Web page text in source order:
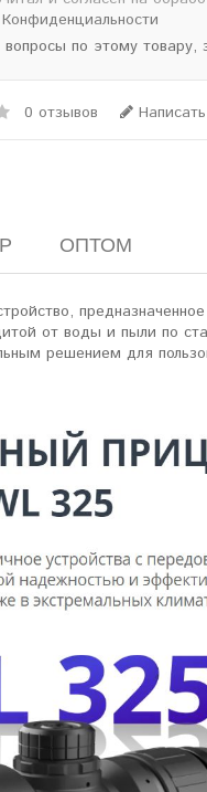
вопросы по этому
0 отзывов
ОПТОМ
от воды и пыли по
решением для